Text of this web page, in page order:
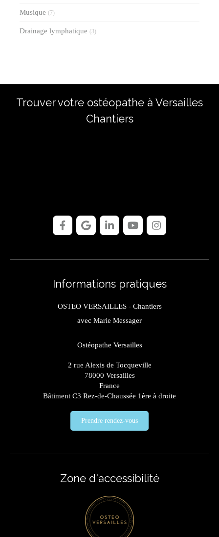
Musique (7)
Drainage lymphatique (3)
Trouver votre ostéopathe à Versailles
Chantiers
Informations pratiques
OSTEO VERSAILLES - Chantiers
avec Marie Messager
Ostéopathe Versailles
2 rue Alexis de Tocqueville
78000 Versailles
France
Bâtiment C3 Rez-de-Chaussée 1ère à droite
Prendre rendez-vous
Zone d'accessibilité